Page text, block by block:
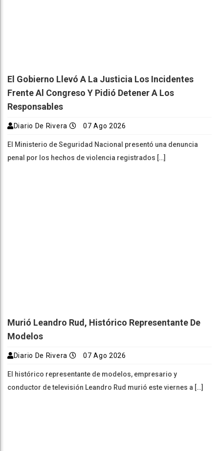
El Gobierno Llevó A La Justicia Los Incidentes
Frente Al Congreso Y Pidió Detener A Los
Responsables
Diario De Rivera 07 Ago 2026
El Ministerio de Seguridad Nacional presentó una denuncia
penal por los hechos de violencia registrados […]
Murió Leandro Rud, Histórico Representante De
Modelos
Diario De Rivera 07 Ago 2026
El histórico representante de modelos, empresario y
conductor de televisión Leandro Rud murió este viernes a […]